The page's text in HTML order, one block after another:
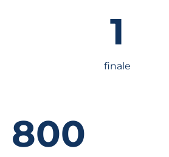
finale
1
800